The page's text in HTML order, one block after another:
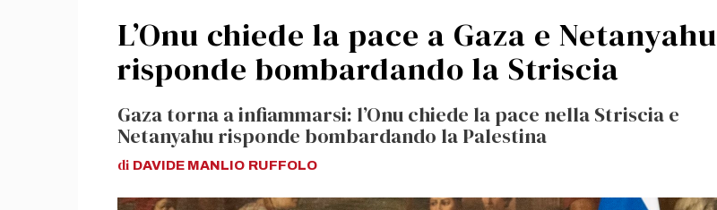
L’Onu chiede la pace a Gaza e Netanyahu
risponde bombardando la Striscia
Gaza torna a infiammarsi: l’Onu chiede la pace nella Striscia e
Netanyahu risponde bombardando la Palestina
di DAVIDE MANLIO RUFFOLO